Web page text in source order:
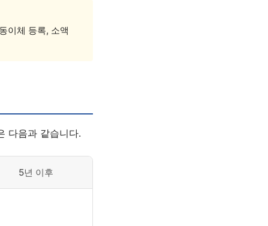
이체 등록, 소액
다음과 같습니다.
5년 이후